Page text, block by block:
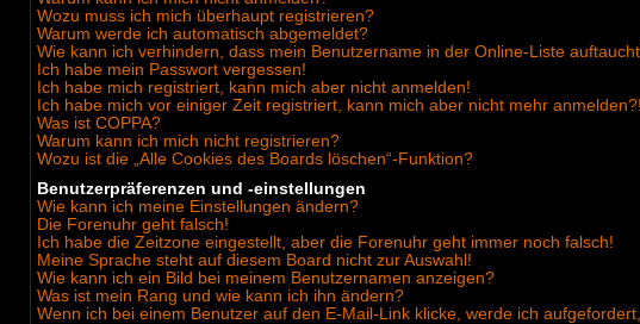
Wozu muss ich mich überhaupt registrieren?
Warum werde ich automatisch abgemeldet?
Wie kann ich verhindern, dass mein Benutzername in der Online-Liste
Ich habe mein Passwort vergessen!
Ich habe mich registriert, kann mich aber nicht anmelden!
Ich habe mich vor einiger Zeit registriert, kann mich aber nicht mehr anmelden?!
Was ist COPPA?
Warum kann ich mich nicht registrieren?
Wozu ist die „Alle Cookies des Boards löschen“-Funktion?
Benutzerpräferenzen und -einstellungen
Wie kann ich meine Einstellungen ändern?
Die Forenuhr geht falsch!
Ich habe die Zeitzone eingestellt, aber die Forenuhr geht immer noch falsch!
Meine Sprache steht auf diesem Board nicht zur Auswahl!
Wie kann ich ein Bild bei meinem Benutzernamen anzeigen?
Was ist mein Rang und wie kann ich ihn ändern?
Wenn ich bei einem Benutzer auf den E-Mail-Link klicke, werde ich